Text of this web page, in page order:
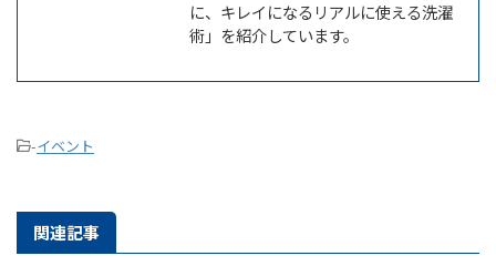
に、キレイになるリアルに使える洗濯
術」を紹介しています。
-イベント
関連記事